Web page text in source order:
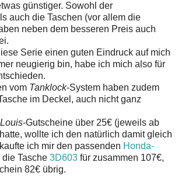
günstiger. Sowohl der
auch die Taschen (vor allem die
neben dem besseren Preis auch
Serie einen guten Eindruck auf mich
neugierig bin, habe ich mich also für
vom Tanklock-System haben zudem
im Deckel, auch nicht ganz
Louis-Gutscheine über 25€ (jeweils ab
wollte ich den natürlich damit gleich
ich mir den passenden Honda-
die Tasche 3D603 für zusammen 107€,
82€ übrig.